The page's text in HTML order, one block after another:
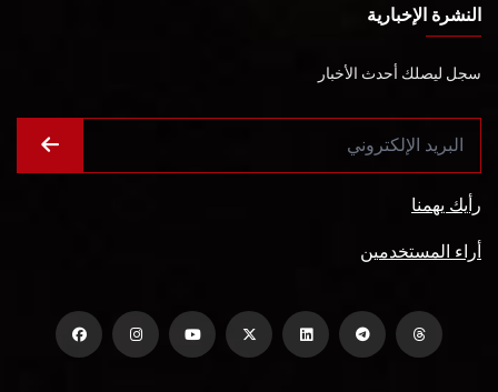
النشرة الإخبارية
سجل ليصلك أحدث الأخبار
رأيك يهمنا
أراء المستخدمين